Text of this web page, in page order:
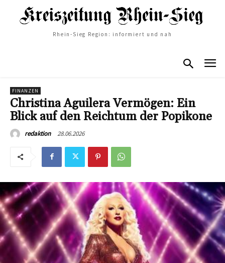
Rhein-Sieg Region: informiert und nah
FINANZEN
Christina Aguilera Vermögen: Ein
Blick auf den Reichtum der Popikone
redaktion 28.06.2026